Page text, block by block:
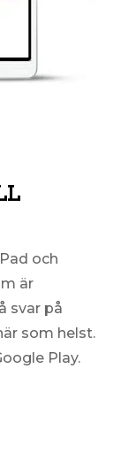
och
är
svar på
som helst.
Play.